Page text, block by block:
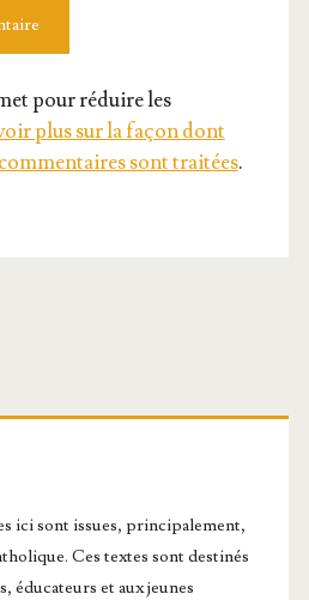
pour réduire les
plus sur la façon dont
sont traitées.
ici sont issues, principalement,
Ces textes sont destinés
éducateurs et aux jeunes